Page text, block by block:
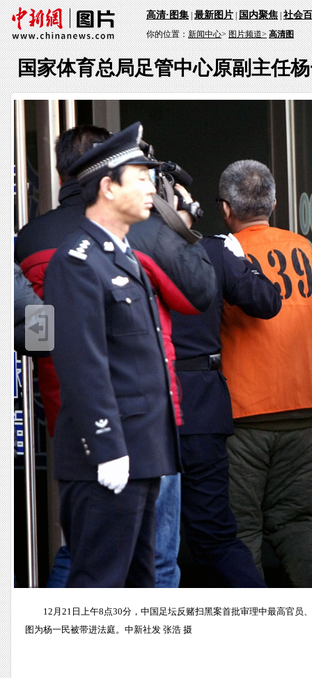
高清·图集|最新图片|国内聚焦|社会
你的位置：新闻中心>图片频道> 高清图
国家体育总局足管中心原副主任
12月21日上午8点30分，中国足坛反赌扫黑案首批审理中最高官
图为杨一民被带进法庭。中新社发 张浩 摄